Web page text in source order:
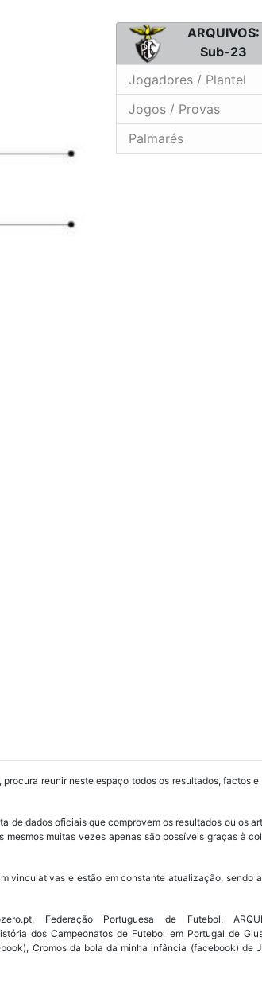
ARQUIVOS:
Sub-23
Jogadores / Plantel
Jogos / Provas
Palmarés
reunir neste espaço todos os resultados, factos e
de dados oficiais que comprovem os resultados ou os
muitas vezes apenas são possíveis graças à
vinculativas e estão em constante atualização, sendo
Federação Portuguesa de Futebol,
dos Campeonatos de Futebol em Portugal de
Cromos da bola da minha infância (facebook) de